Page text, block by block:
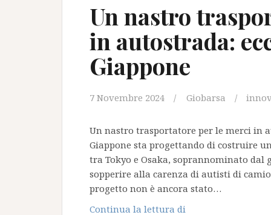
al
futuro
della
logistica
italiana
Un nastro
in autostrada:
Giappone
7 Novembre 2024 Giobarsa
Un nastro trasportatore per le merci in
Giappone sta progettando di costruire
tra Tokyo e Osaka, soprannominato
sopperire alla carenza di autisti di
progetto non è ancora stato…
Continua la lettura di